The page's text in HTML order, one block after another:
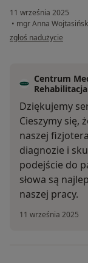
11 września 2025
• mgr Anna
w opinii użytkownika
zgłoś nadużycie
Centrum
Rehabilitacja
Dziękujemy
Cieszymy się,
naszej
diagnozie i
podejście do
słowa są
naszej pracy.
11 września 2025